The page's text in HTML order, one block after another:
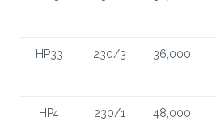
HP33 230/3 36,000
HP4 230/1 48,000